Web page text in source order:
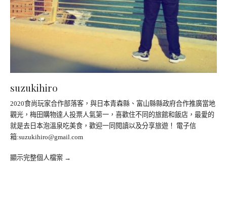
suzukihiro
2020食尚玩家合作部落客，與日本青森縣、富山縣縣政府合作推廣當地
觀光，梅田購物達人投票人氣第一，喜歡住不同的旅館和飯店，最愛的
就是去日本泡溫泉吃美食，歡迎一同閱讀以及分享旅遊！ 電子信
箱:suzukihiro@gmail.com
顯示完整個人檔案 →